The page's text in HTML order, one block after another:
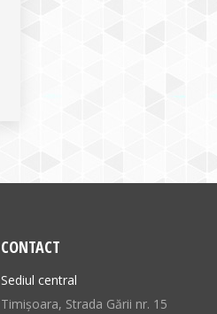
CONTACT
Sediul central
Timișoara, Strada Gării nr. 15